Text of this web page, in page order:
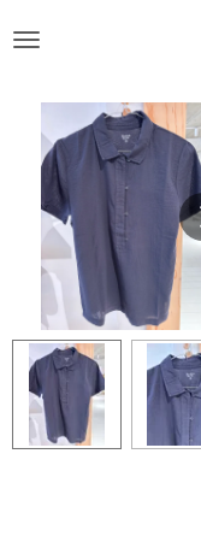
direct
hoofdinhoud